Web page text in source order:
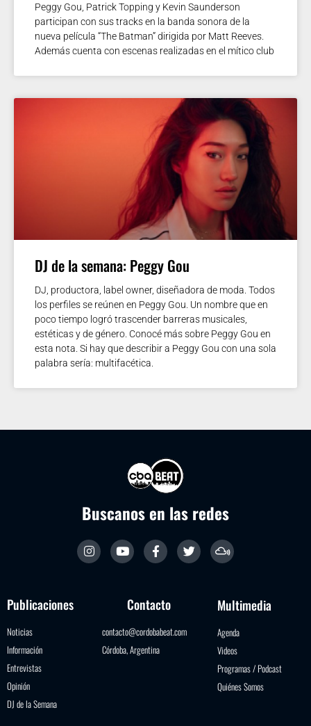
Peggy Gou, Patrick Topping y Kevin Saunderson
participan con sus tracks en la banda sonora de la
nueva película “The Batman” dirigida por Matt Reeves.
Además cuenta con escenas realizadas en el mítico club
DJ de la semana: Peggy Gou
DJ, productora, label owner, diseñadora de moda. Todos
los perfiles se reúnen en Peggy Gou. Un nombre que en
poco tiempo logró trascender barreras musicales,
estéticas y de género. Conocé más sobre Peggy Gou en
esta nota. Si hay que describir a Peggy Gou con una sola
palabra sería: multifacética.
Buscanos en las redes
Publicaciones
Noticias
Información
Entrevistas
Opinión
DJ de la Semana
Contacto
contacto@cordobabeat.com
Córdoba, Argentina
Multimedia
Agenda
Videos
Programas / Podcast
Quiénes Somos